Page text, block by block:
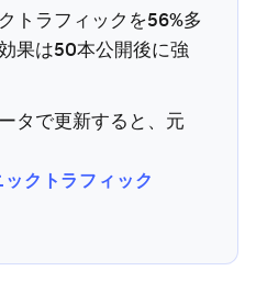
トラフィックを56%多
果は50本公開後に強
タで更新すると、元
クトラフィック